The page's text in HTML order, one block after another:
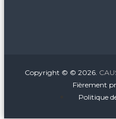
Copyright © © 2026.
Fièrement
Politique